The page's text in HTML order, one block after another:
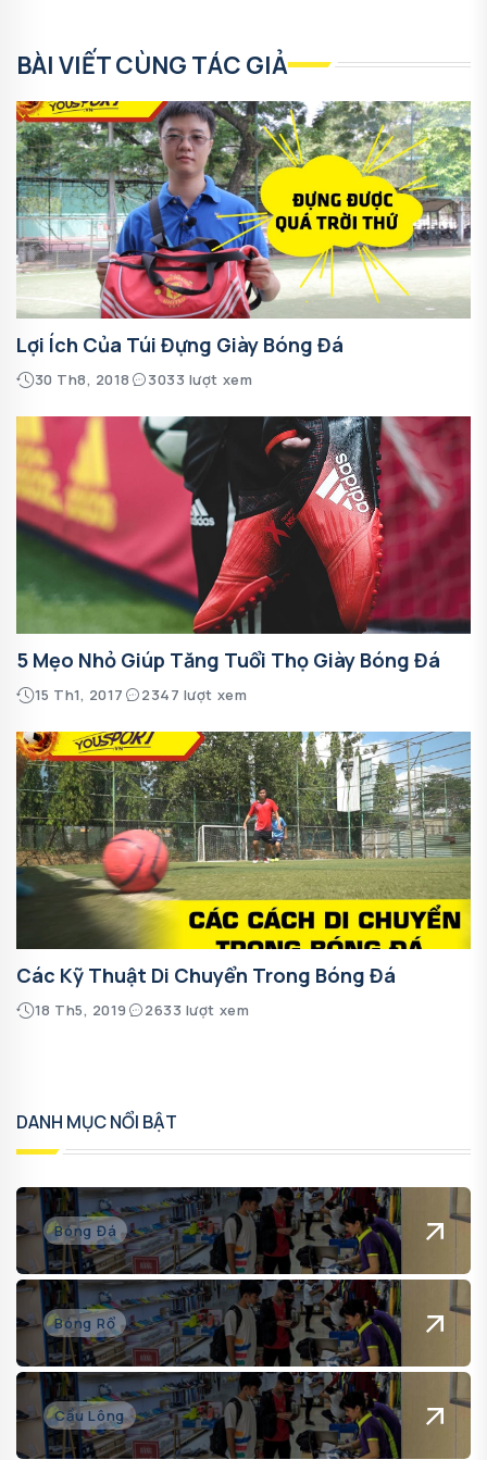
BÀI VIẾT CÙNG TÁC GIẢ
Lợi Ích Của Túi Đựng Giày Bóng Đá
30 Th8, 2018 3033 lượt xem
5 Mẹo Nhỏ Giúp Tăng Tuổi Thọ Giày Bóng Đá
15 Th1, 2017 2347 lượt xem
Các Kỹ Thuật Di Chuyển Trong Bóng Đá
18 Th5, 2019 2633 lượt xem
DANH MỤC NỔI BẬT
Bóng Đá
Bóng Rổ
Cầu Lông